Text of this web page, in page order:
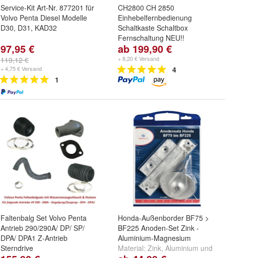
Service-Kit Art-Nr. 877201 für
Volvo Penta Diesel Modelle
D30, D31, KAD32
97,95 €
119,12 €
+ 4,75 € Versand
1
CH2800 CH 2850
Einhebelfernbedienung
Schaltkaste Schaltbox
Fernschaltung NEU!!
Fernbedienung:CH2850 ohne
Schalterund
"Drehgripp" Schalter
ab 199,90 €
+ 8,20 € Versand
4
Faltenbalg Set Volvo Penta
Antrieb 290/290A/ DP/ SP/
DPA/ DPA1 Z-Antrieb
Sterndrive
Honda-Außenborder BF75 >
BF225 Anoden-Set Zink -
Aluminium-Magnesium
Material: Zink, Aluminium und